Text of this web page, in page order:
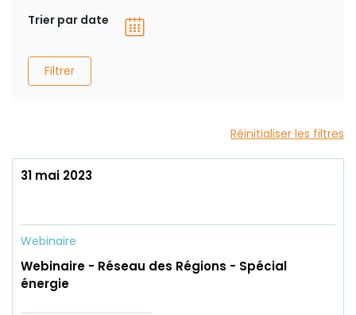
Trier par date
Filtrer
Réinitialiser les filtres
31 mai 2023
Webinaire
Webinaire - Réseau des Régions - Spécial
énergie